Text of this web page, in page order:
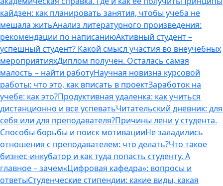
кайдзен: как планировать занятия, чтобы учеба не
мешала житьАнализ литературного произведения:
рекомендации по написаниюАктивный студент –
успешный студент? Какой смысл участия во внеучебных
мероприятияхДиплом получен. Осталась самая
малость – найти работуНаучная новизна курсовой
работы: что это, как вписать в проектЗаработок на
учебе: как это?Продуктивная удаленка: как учиться
дистанционно и все успеватьЧитательский дневник: для
себя или для преподавателя?Причины лени у студента.
Способы борьбы и поиск мотивацииНе заладились
отношения с преподавателем: что делать?Что такое
бизнес-инкубатор и как туда попасть студенту. А
главное – зачем«Цифровая кафедра»: вопросы и
ответыСтуденческие стипендии: какие виды, какая